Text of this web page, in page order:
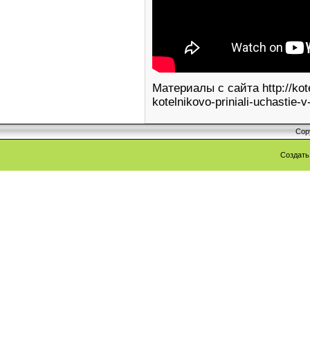
Материалы с сайта http://
kotelnikovo-priniali-uchastie-